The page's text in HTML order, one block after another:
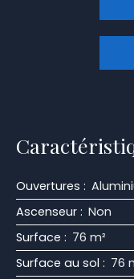
Ouvertures :
Ascenseur : Non
Surface : 76 m²
Surface au sol : 76